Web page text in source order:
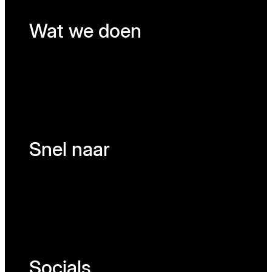
Wat we doen
Snel naar
Socials